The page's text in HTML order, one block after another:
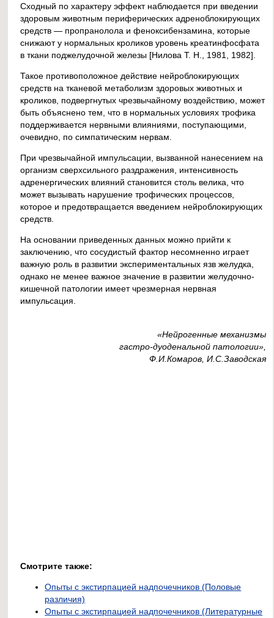
Сходный по характеру эффект наблюдается при введении
здоровым животным периферических адреноблокирующих
средств — пропранолола и феноксибензамина, которые
снижают у нормальных кроликов уровень креатинфосфата
в ткани поджелудочной железы [Нилова Т. Н., 1981, 1982].
Такое противоположное действие нейроблокирующих
средств на тканевой метаболизм здоровых животных и
кроликов, подвергнутых чрезвычайному воздействию, может
быть объяснено тем, что в нормальных условиях трофика
поддерживается нервными влияниями, поступающими,
очевидно, по симпатическим нервам.
При чрезвычайной импульсации, вызванной нанесением на
организм сверхсильного раздражения, интенсивность
адренергических влияний становится столь велика, что
может вызывать нарушение трофических процессов,
которое и предотвращается введением нейроблокирующих
средств.
На основании приведенных данных можно прийти к
заключению, что сосудистый фактор несомненно играет
важную роль в развитии экспериментальных язв желудка,
однако не менее важное значение в развитии желудочно-
кишечной патологии имеет чрезмерная нервная
импульсация.
«Нейрогенные механизмы
гастро-дуоденальной патологии»,
Ф.И.Комаров, И.С.Заводская
Смотрите также:
Опыты с экстирпацией надпочечников (Половые
различия)
Опыты с экстирпацией надпочечников (Литературные